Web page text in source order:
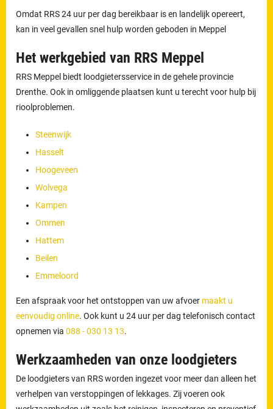
Omdat RRS 24 uur per dag bereikbaar is en landelijk opereert,
kan in veel gevallen snel hulp worden geboden in Meppel
Het werkgebied van RRS Meppel
RRS Meppel biedt loodgietersservice in de gehele provincie
Drenthe. Ook in omliggende plaatsen kunt u terecht voor hulp bij
rioolproblemen.
Steenwijk
Hasselt
Hoogeveen
Wolvega
Kampen
Ommen
Hattem
Beilen
Emmeloord
Een afspraak voor het ontstoppen van uw afvoer maakt u
eenvoudig online. Ook kunt u 24 uur per dag telefonisch contact
opnemen via088 - 030 13 13.
Werkzaamheden van onze loodgieters
De loodgieters van RRS worden ingezet voor meer dan alleen het
verhelpen van verstoppingen of lekkages. Zij voeren ook